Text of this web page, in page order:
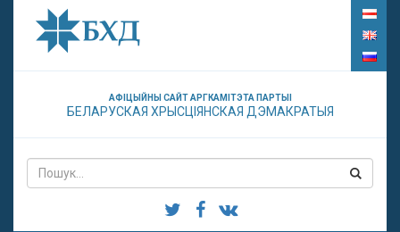
АФІЦЫЙНЫ САЙТ АРГКАМІТЭТА ПАРТЫІ
БЕЛАРУСКАЯ ХРЫСЦІЯНСКАЯ ДЭМАКРАТЫЯ